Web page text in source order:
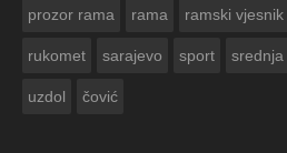
prozor rama rama ramski vjesnik
rukomet sarajevo sport
uzdol čović